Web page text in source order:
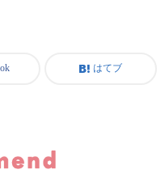
はてブ